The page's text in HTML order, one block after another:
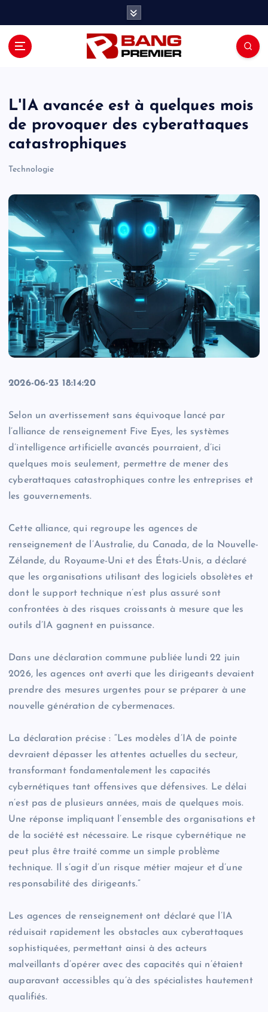
L'IA avancée est à quelques mois
de provoquer des cyberattaques
catastrophiques
Technologie
2026-06-23 18:14:20
Selon un avertissement sans équivoque lancé par
l’alliance de renseignement Five Eyes, les systèmes
d’intelligence artificielle avancés pourraient, d’ici
quelques mois seulement, permettre de mener des
cyberattaques catastrophiques contre les entreprises et
les gouvernements.
Cette alliance, qui regroupe les agences de
renseignement de l’Australie, du Canada, de la Nouvelle-
Zélande, du Royaume-Uni et des États-Unis, a déclaré
que les organisations utilisant des logiciels obsolètes et
dont le support technique n’est plus assuré sont
confrontées à des risques croissants à mesure que les
outils d’IA gagnent en puissance.
Dans une déclaration commune publiée lundi 22 juin
2026, les agences ont averti que les dirigeants devaient
prendre des mesures urgentes pour se préparer à une
nouvelle génération de cybermenaces.
La déclaration précise : “Les modèles d’IA de pointe
devraient dépasser les attentes actuelles du secteur,
transformant fondamentalement les capacités
cybernétiques tant offensives que défensives. Le délai
n’est pas de plusieurs années, mais de quelques mois.
Une réponse impliquant l’ensemble des organisations et
de la société est nécessaire. Le risque cybernétique ne
peut plus être traité comme un simple problème
technique. Il s’agit d’un risque métier majeur et d’une
responsabilité des dirigeants.”
Les agences de renseignement ont déclaré que l’IA
réduisait rapidement les obstacles aux cyberattaques
sophistiquées, permettant ainsi à des acteurs
malveillants d’opérer avec des capacités qui n’étaient
auparavant accessibles qu’à des spécialistes hautement
qualifiés.